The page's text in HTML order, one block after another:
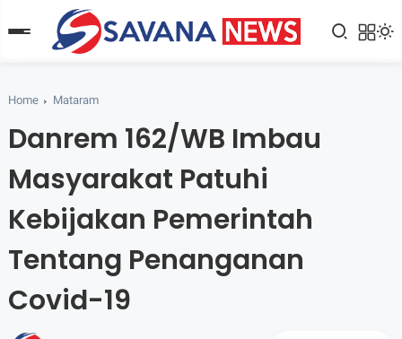
Home Mataram
Danrem 162/WB Imbau
Masyarakat Patuhi
Kebijakan Pemerintah
Tentang Penanganan
Covid-19